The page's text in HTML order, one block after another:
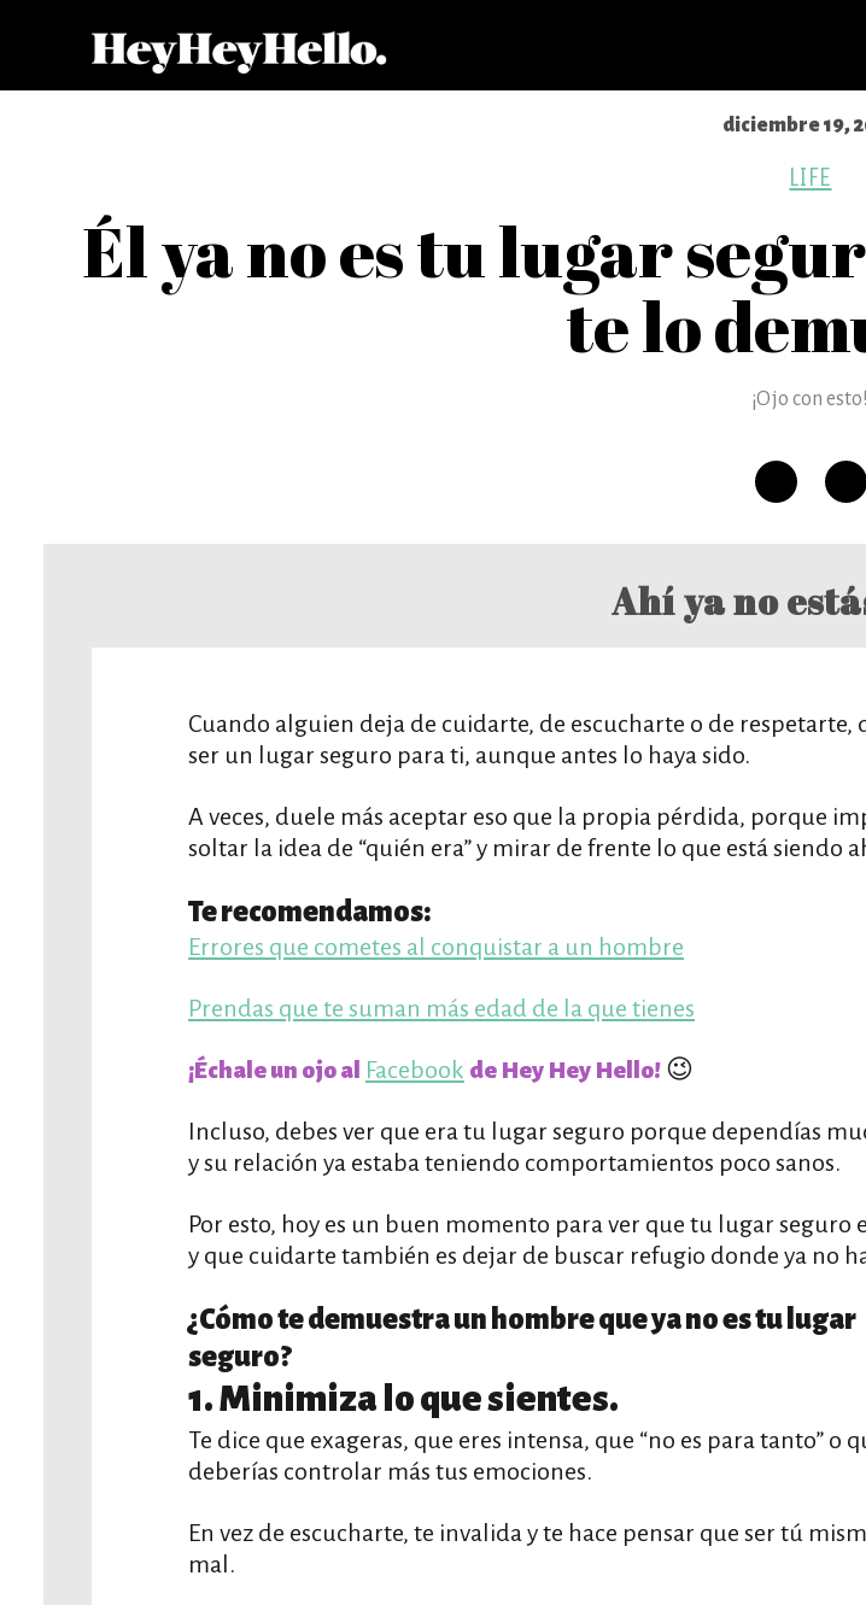
diciembre 19,
LIFE
Él ya no es tu lugar
te lo
¡Ojo con esto!
Ahí ya no
Cuando alguien deja de cuidarte, de escucharte o de respetarte,
ser un lugar seguro para ti, aunque antes lo haya sido.
A veces, duele más aceptar eso que la propia pérdida, porque
soltar la idea de “quién era” y mirar de frente lo que está siendo
Te recomendamos:
Errores que cometes al conquistar a un hombre
Prendas que te suman más edad de la que tienes
¡Échale un ojo al Facebook de Hey Hey Hello! 😉
Incluso, debes ver que era tu lugar seguro porque dependías
y su relación ya estaba teniendo comportamientos poco sanos.
Por esto, hoy es un buen momento para ver que tu lugar seguro
y que cuidarte también es dejar de buscar refugio donde ya no
¿Cómo te demuestra un hombre que ya no es tu lugar
seguro?
1. Minimiza lo que sientes.
Te dice que exageras, que eres intensa, que “no es para tanto” o
deberías controlar más tus emociones.
En vez de escucharte, te invalida y te hace pensar que ser tú
mal.